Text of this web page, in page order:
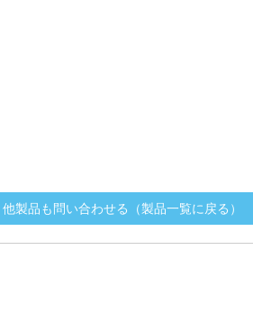
他製品も問い合わせる（製品一覧に戻る）